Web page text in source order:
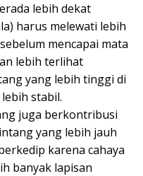
lebih dekat
harus melewati lebih
mencapai mata
lebih terlihat
yang lebih tinggi di
stabil.
juga berkontribusi
yang lebih jauh
karena cahaya
banyak lapisan